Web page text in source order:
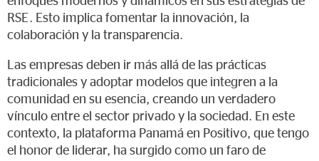
RSE. Esto implica fomentar la innovación, la
colaboración y la transparencia.
Las empresas deben ir más allá de las prácticas
tradicionales y adoptar modelos que integren a la
comunidad en su esencia, creando un verdadero
vínculo entre el sector privado y la sociedad. En este
contexto, la plataforma Panamá en Positivo, que tengo
el honor de liderar, ha surgido como un faro de